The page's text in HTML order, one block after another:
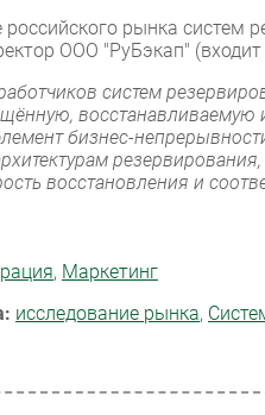
рынка систем
ООО "РуБэкап" (входит
систем
восстанавливаемую
бизнес-
восстановления и
, Маркетинг
исследование рынка,